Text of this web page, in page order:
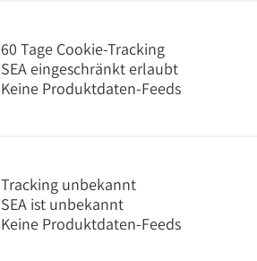
60 Tage Cookie-Tracking
SEA eingeschränkt erlaubt
Keine Produktdaten-Feeds
Tracking unbekannt
SEA ist unbekannt
Keine Produktdaten-Feeds